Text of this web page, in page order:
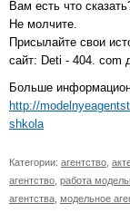
Вам есть что
Не молчите.
Присылайте свои
сайт: Deti - 404. com
Больше
http://
shkola
Категории: агентство
агентство работа
агентства модельное